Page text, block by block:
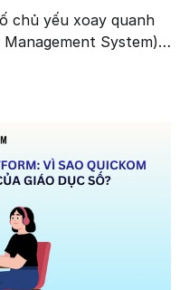
chủ yếu xoay quanh
System)